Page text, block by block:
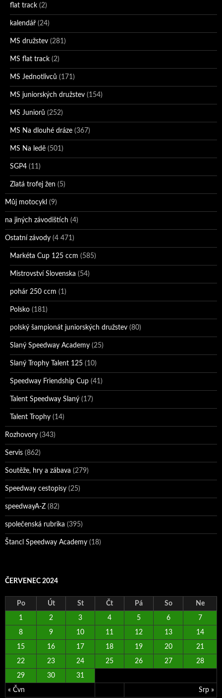
flat track (2)
kalendář (24)
MS družstev (281)
MS flat track (2)
MS Jednotlivců (171)
MS juniorských družstev (154)
MS Juniorů (252)
MS Na dlouhé dráze (367)
MS Na ledě (501)
SGP4 (11)
Zlatá trofej žen (5)
Můj motocykl (9)
na jiných závodištích (4)
Ostatní závody (4 471)
Markéta Cup 125 ccm (585)
Mistrovství Slovenska (54)
pohár 250 ccm (1)
Polsko (181)
polský šampionát juniorských družstev (80)
Slaný Speedway Academy (25)
Slaný Trophy Talent 125 (10)
Speedway Friendship Cup (41)
Talent Speedway Slaný (17)
Talent Trophy (14)
Rozhovory (343)
Servis (862)
Soutěže, hry a zábava (279)
Speedway cestopisy (25)
speedwayA-Z (82)
společenská rubrika (395)
Štancl Speedway Academy (18)
ČERVENEC 2024
Po Út St Čt Pá So Ne
« Čvn Srp »
1 2 3 4 5 6 7
8 9 10 11 12 13 14
15 16 17 18 19 20 21
22 23 24 25 26 27 28
29 30 31